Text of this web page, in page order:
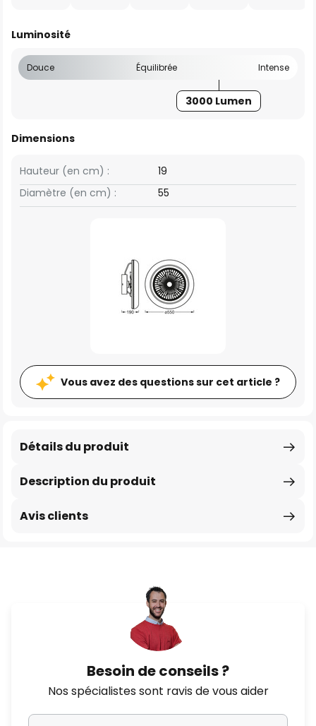
Luminosité
Douce Équilibrée Intense
3000 Lumen
Dimensions
Hauteur (en cm) :
19
Diamètre (en cm) :
55
Vous avez des questions sur cet article ?
Description du produit
Détails du produit
Avis clients
Besoin de conseils ?
Nos spécialistes sont ravis de vous aider